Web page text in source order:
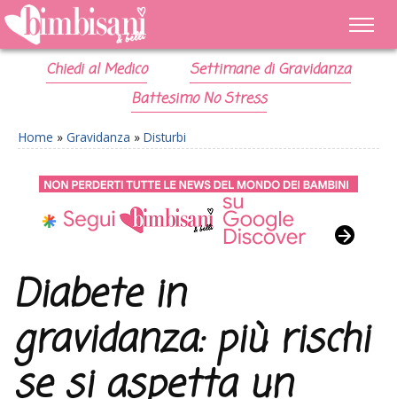
Chiedi al Medico
Settimane di Gravidanza
Battesimo No Stress
Home » Gravidanza » Disturbi
Diabete in
gravidanza: più rischi
se si aspetta un